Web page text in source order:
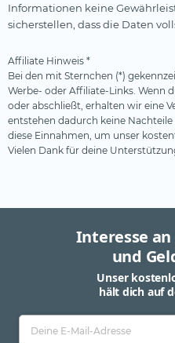
Informationen keine
sicherstellen, dass die Daten
Affiliate Hinweis *
Bei den mit Sternchen (*)
Werbe- oder Affiliate-Links. Wenn
oder abschließt, erhalten wir eine
entstehen dadurch keine
diese Einnahmen, um unser
Vielen Dank für deine
Interesse an
und
Unser
hält dich auf